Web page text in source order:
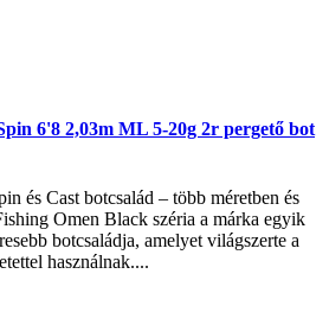
6'8 2,03m ML 5-20g 2r pergető bot
és Cast botcsalád – több méretben és
Omen Black széria a márka egyik
botcsaládja, amelyet világszerte a
használnak....